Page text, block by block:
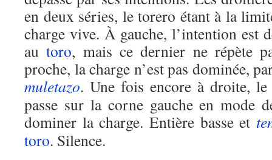
en deux séries, le torero étant à la
charge vive. À gauche, l’intention est
autoro, mais ce dernier ne répète
proche, la charge n’est pas dominée,
muletazo. Une fois encore à droite,
passe sur la corne gauche en mode
dominer la charge. Entière basse et
toro. Silence.